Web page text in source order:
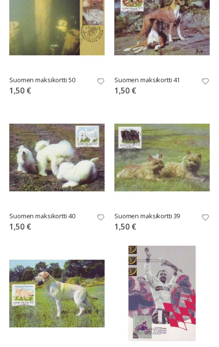
Suomen maksikortti 50
1,50 €
Suomen maksikortti 41
1,50 €
Suomen maksikortti 40
1,50 €
Suomen maksikortti 39
1,50 €